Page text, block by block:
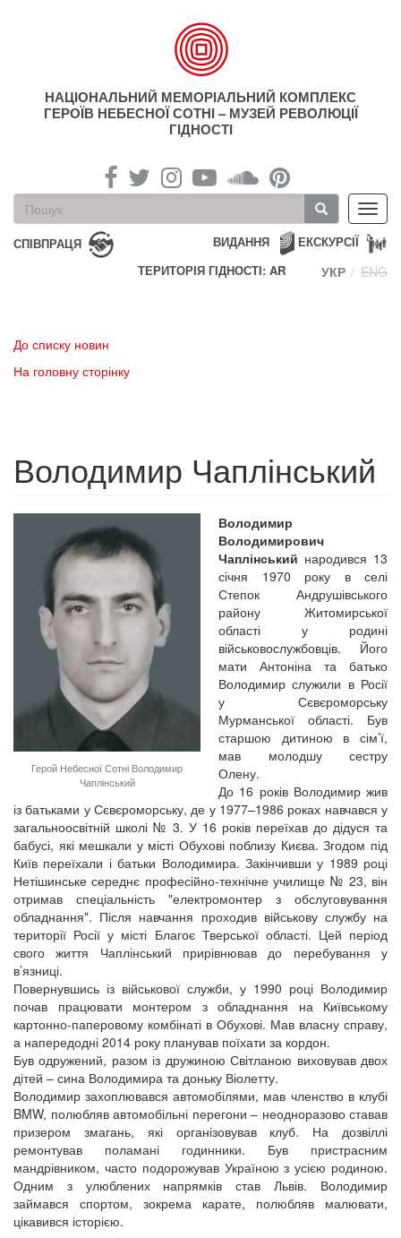
НАЦІОНАЛЬНИЙ МЕМОРІАЛЬНИЙ КОМПЛЕКС
ГЕРОЇВ НЕБЕСНОЇ СОТНІ – МУЗЕЙ РЕВОЛЮЦІЇ
ГІДНОСТІ
Пошукова
форма
Пошук
СПІВПРАЦЯ ЕКСКУРСІЇ
ВИДАННЯ
ТЕРИТОРІЯ ГІДНОСТІ: AR
УКР ENG
До списку новин
На головну сторінку
Володимир Чаплінський
Герой Небесної Сотні Володимир
Чаплінський
Володимир
Володимирович
Чаплінський народився 13
січня 1970 року в селі
Степок Андрушівського
району Житомирської
області у родині
військовослужбовців. Його
мати Антоніна та батько
Володимир служили в Росії
у Сєвєроморську
Мурманської області. Був
старшою дитиною в сім’ї,
мав молодшу сестру
Олену.
До 16 років Володимир жив
із батьками у Сєвєроморську, де у 1977–1986 роках навчався у
загальноосвітній школі № 3. У 16 років переїхав до дідуся та
бабусі, які мешкали у місті Обухові поблизу Києва. Згодом під
Київ переїхали і батьки Володимира. Закінчивши у 1989 році
Нетішинське середнє професійно-технічне училище № 23, він
отримав спеціальність "електромонтер з обслуговування
обладнання". Після навчання проходив військову службу на
території Росії у місті Благоє Тверської області. Цей період
свого життя Чаплінський прирівнював до перебування у
в’язниці.
Повернувшись із військової служби, у 1990 році Володимир
почав працювати монтером з обладнання на Київському
картонно-паперовому комбінаті в Обухові. Мав власну справу,
а напередодні 2014 року планував поїхати за кордон.
Був одружений, разом із дружиною Світланою виховував двох
дітей – сина Володимира та доньку Віолетту.
Володимир захоплювався автомобілями, мав членство в клубі
BMW, полюбляв автомобільні перегони – неодноразово ставав
призером змагань, які організовував клуб. На дозвіллі
ремонтував поламані годинники. Був пристрасним
мандрівником, часто подорожував Україною з усією родиною.
Одним з улюблених напрямків став Львів. Володимир
займався спортом, зокрема карате, полюбляв малювати,
цікавився історією.